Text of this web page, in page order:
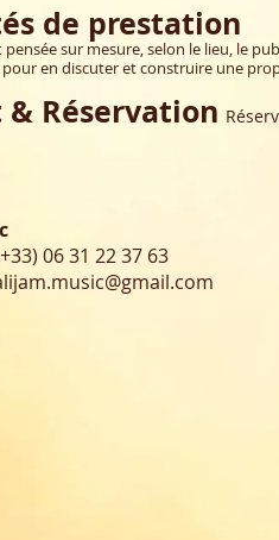
de prestation
sur mesure, selon le lieu, le
en discuter et construire une
& Réservation
06 31 22 37 63